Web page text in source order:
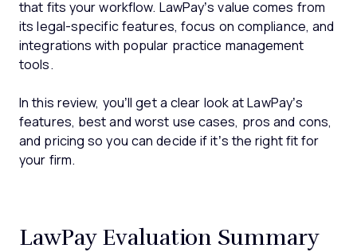
that fits your workflow. LawPay’s value comes from
its legal-specific features, focus on compliance, and
integrations with popular practice management
tools.
In this review, you’ll get a clear look at LawPay’s
features, best and worst use cases, pros and cons,
and pricing so you can decide if it’s the right fit for
your firm.
LawPay Evaluation Summary